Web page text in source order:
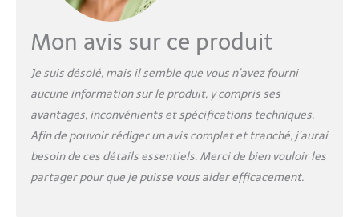
Mon avis sur ce produit
Je suis désolé, mais il semble que vous n’avez fourni
aucune information sur le produit, y compris ses
avantages, inconvénients et spécifications techniques.
Afin de pouvoir rédiger un avis complet et tranché, j’aurai
besoin de ces détails essentiels. Merci de bien vouloir les
partager pour que je puisse vous aider efficacement.